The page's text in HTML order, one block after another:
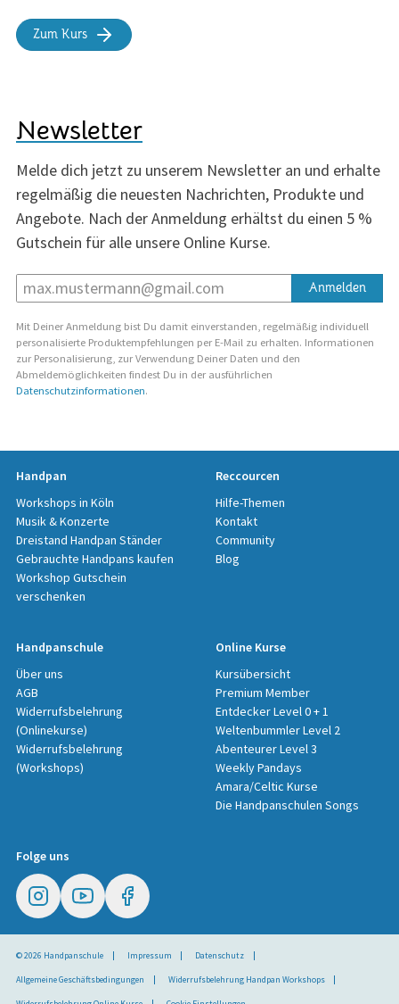
Zum Kurs
Newsletter
Melde dich jetzt zu unserem Newsletter an und erhalte
regelmäßig die neuesten Nachrichten, Produkte und
Angebote. Nach der Anmeldung erhältst du einen 5 %
Gutschein für alle unsere Online Kurse.
Anmelden
Mit Deiner Anmeldung bist Du damit einverstanden, regelmäßig individuell
personalisierte Produktempfehlungen per E-Mail zu erhalten. Informationen
zur Personalisierung, zur Verwendung Deiner Daten und den
Abmeldemöglichkeiten findest Du in der ausführlichen
Datenschutzinformationen.
Handpan
Workshops in Köln
Musik & Konzerte
Dreistand Handpan Ständer
Gebrauchte Handpans kaufen
Workshop Gutschein
verschenken
Reccourcen
Hilfe-Themen
Kontakt
Community
Blog
Handpanschule
Über uns
AGB
Widerrufsbelehrung
(Onlinekurse)
Widerrufsbelehrung
(Workshops)
Online Kurse
Kursübersicht
Premium Member
Entdecker Level 0 + 1
Weltenbummler Level 2
Abenteurer Level 3
Weekly Pandays
Amara/Celtic Kurse
Die Handpanschulen Songs
Folge uns
© 2026 Handpanschule Impressum Datenschutz
Allgemeine Geschäftsbedingungen Widerrufsbelehrung Handpan Workshops